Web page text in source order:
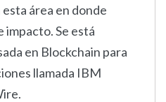
área en donde
impacto. Se está
en Blockchain para
llamada IBM